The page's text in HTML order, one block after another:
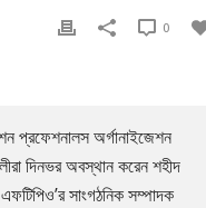
0
প্রফেশনালস অর্গানাইজেশন
দিনভর অবস্থান করেন শহীদ
সাংগঠনিক সম্পাদক